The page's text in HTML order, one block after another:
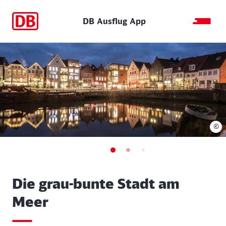
DB Ausflug App
Die grau-bunte Stadt am
Meer
©